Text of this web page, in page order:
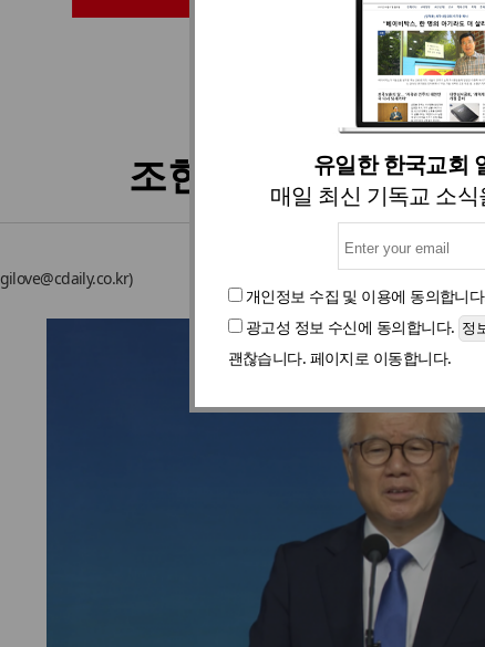
유일한 한국교회
매일 최신 기독교 소
개인정보 수집 및 이용에 동의합니
광고성 정보 수신에 동의합니다.
괜찮습니다. 페이지로 이동합니다.
목회·신학 입
조현삼 목사 “감사…
)